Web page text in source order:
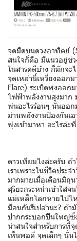
จุดมืดบนดวงอาทิตย์
สนใจก็คือ มีแนวอยู่ช่ว
ในสารคดีบ้าง ก็มักจะ
จุดเหล่านี้เหวี่ยงออก
Flare) ระเบิดพุ่งออก
ไฟฟ้าพลังงานสูงมาก
พ่นอะไรร้อนๆ นั่นออ
ม่านพลังงานป้องกันเ
พุ่งเข้ามาหา อะไรล่ะ
ดาวเทียมไงล่ะครับ ถ้
เราเพราะในชีวิตประ
มากมายเมื่อเดือนมิถุ
สุริยะกระหน่ำเข้าใส่
แม่เหล็กโลกหายไปไ
มือนกันรึเปล่านะ? ถ้
ปากกระบอกปืนใหญ่ซึ่
น่าสนใจสำหรับการที่
เห็นพอดี จุดเล็กๆ นั่น